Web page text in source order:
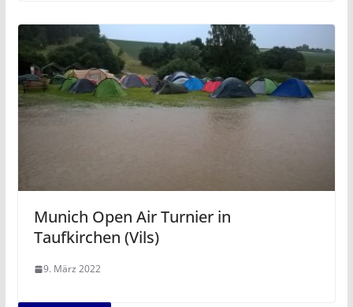
Munich Open Air Turnier in
Taufkirchen (Vils)
9. März 2022